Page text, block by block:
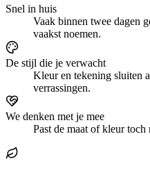
Snel in huis
Vaak binnen twee dagen
vaakst noemen.
De stijl die je verwacht
Kleur en tekening sluiten
verrassingen.
We denken met je mee
Past de maat of kleur